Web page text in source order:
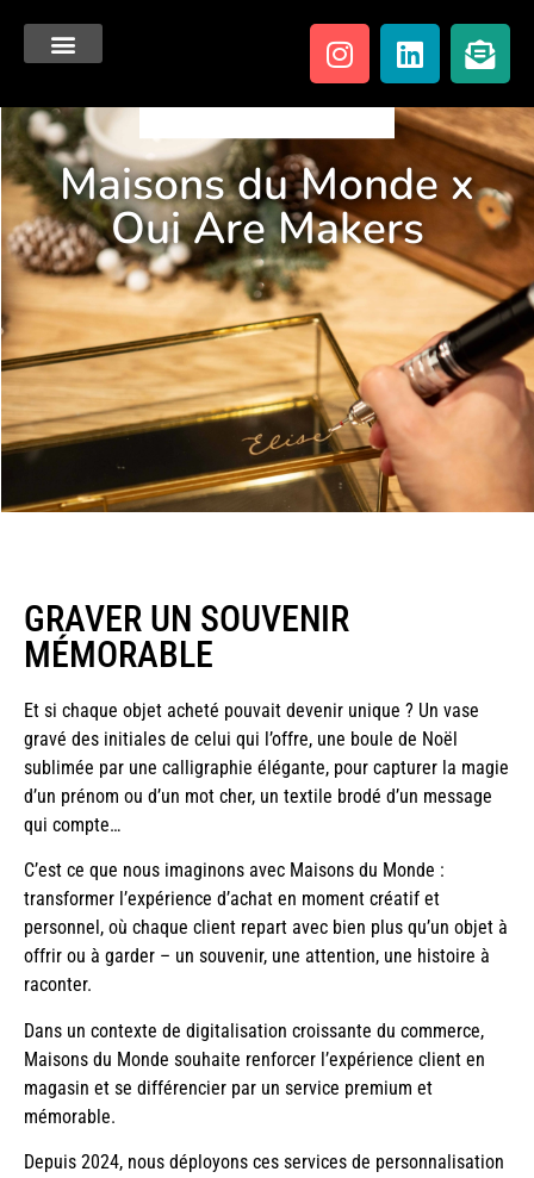
Maisons du Monde x
Oui Are Makers
GRAVER UN SOUVENIR
MÉMORABLE
Et si chaque objet acheté pouvait devenir unique ? Un vase
gravé des initiales de celui qui l’offre, une boule de Noël
sublimée par une calligraphie élégante, pour capturer la magie
d’un prénom ou d’un mot cher, un textile brodé d’un message
qui compte…
C’est ce que nous imaginons avec Maisons du Monde :
transformer l’expérience d’achat en moment créatif et
personnel, où chaque client repart avec bien plus qu’un objet à
offrir ou à garder – un souvenir, une attention, une histoire à
raconter.
Dans un contexte de digitalisation croissante du commerce,
Maisons du Monde souhaite renforcer l’expérience client en
magasin et se différencier par un service premium et
mémorable.
Depuis 2024, nous déployons ces services de personnalisation